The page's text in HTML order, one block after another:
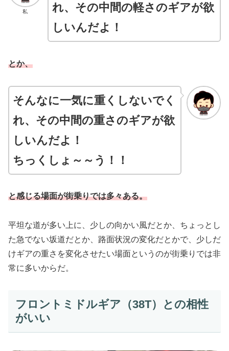
私
れ、その中間の軽さのギアが欲
しいんだよ ！
とか、
そんなに一気に重くしないでく
れ、その中間の重さのギアが欲
しいんだよ ！
ちっくしょ～～う！！
と感じる場面が街乗りでは多々ある。
平坦な道が多い上に、少しの向かい風だとか、ちょっとし
た急でない坂道だとか、路面状況の変化だとかで、少しだ
けギアの重さを変化させたい場面というのが街乗りでは非
常に多いからだ。
フロントミドルギア（38T）との相性
がいい